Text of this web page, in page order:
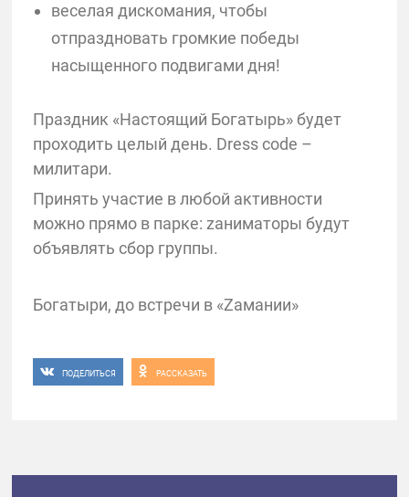
веселая дискомания, чтобы
отпраздновать громкие победы
насыщенного подвигами дня!
Праздник «Настоящий Богатырь» будет
проходить целый день. Dress code –
милитари.
Принять участие в любой активности
можно прямо в парке: zаниматоры будут
объявлять сбор группы.
Богатыри, до встречи в «Zамании»
ПОДЕЛИТЬСЯ РАССКАЗАТЬ